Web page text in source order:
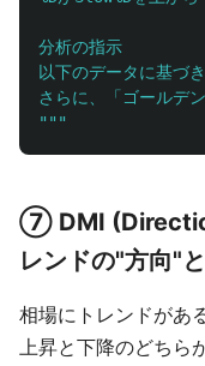
分析の指示
以下のデータに基づ
"""
⑦ DMI
レンドの"方向"
相場にトレンドがあ
上昇と下降のどちら